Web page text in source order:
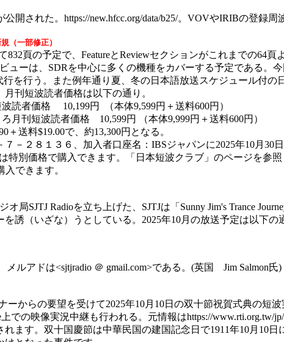
開された。https://new.hfcc.org/data/b25/。VOVやIRIBの登録
（一部修正）
832頁の予定で、FeatureとReviewセクションがこれまでの64
ーは、SDRを中心に多くの機種をカバーする予定である。
を行う。また例年通り夏、冬の日本語放送スケジュール付
刊短波読者価格は以下の通り。
者価格 10,199円 （本体9,599円＋送料600円）
刊短波読者価格 10,599円 （本体9,999円＋送料600円）
送料$19.00で、約13,300円となる。
２８１３６、加入者口座名：IBSジャパンに2025年10月30
特別価格で購入できます。「日本短波クラブ」のページを参
できます。
局SJTJ Radioを立ち上げた、SJTJは「Sunny Jim's Trance
誘（いざな）うとしている。2025年10月の放送予定は以下の
メルアドは<sjtjradio ＠ gmail.com>である。(英国 Jim Salmon氏)
からの要望を受けて2025年10月10日の双十節祝賀式典の短
での映像実況中継も行われる。元情報はhttps://www.rti.org.tw/
れます。双十国慶節は中華民国の建国記念日で1911年10月10